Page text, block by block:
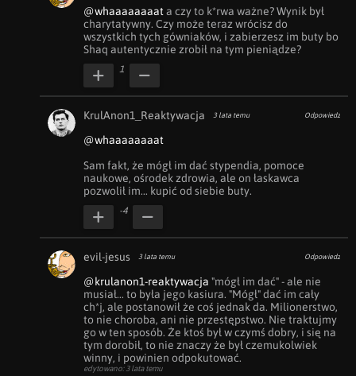
@whaaaaaaaat a czy to k*rwa ważne? Wynik był
charytatywny. Czy może teraz wrócisz do
wszystkich tych gówniaków, i zabierzesz im buty bo
Shaq autentycznie zrobił na tym pieniądze?
1
KrulAnon1_Reaktywacja 3 lata temu Odpowiedz
@whaaaaaaaat
Sam fakt, że mógł im dać stypendia, pomoce
naukowe, ośrodek zdrowia, ale on łaskawca
pozwolił im... kupić od siebie buty.
-4
evil-jesus 3 lata temu Odpowiedz
@krulanon1-reaktywacja "mógł im dać" - ale nie
musiał... to była jego kasiura. "Mógł" dać im cały
ch*j, ale postanowił że coś jednak da. Milionerstwo,
to nie choroba, ani nie przestępstwo. Nie traktujmy
go w ten sposób. Że ktoś był w czymś dobry, i się na
tym dorobił, to nie znaczy że był czemukolwiek
winny, i powinien odpokutować.
edytowano: 3 lata temu